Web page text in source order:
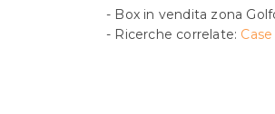
- Box in vendita zona
- Ricerche correlate: